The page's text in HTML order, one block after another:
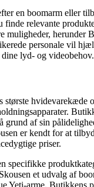
en boomarm eller
finde relevante
muligheder, herunder
personale vil
lyd- og videobehov.
største hvidevarekæde
grund af sin
er kendt for at
priser.
specifikke
et udvalg af
Yeti-arme. Butikkens